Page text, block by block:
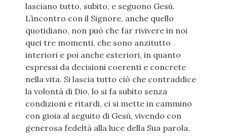
lasciano tutto, subito, e seguono Gesù.
L’incontro con il Signore, anche quello
quotidiano, non può che far rivivere in noi
quei tre momenti, che sono anzitutto
interiori e poi anche esteriori, in quanto
espressi da decisioni coerenti e concrete
nella vita. Si lascia tutto ciò che contraddice
la volontà di Dio, lo si fa subito senza
condizioni e ritardi, ci si mette in cammino
con gioia al seguito di Gesù, vivendo con
generosa fedeltà alla luce della Sua parola.